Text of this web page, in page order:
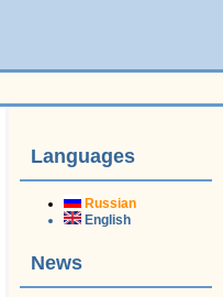
Languages
Russian
English
News